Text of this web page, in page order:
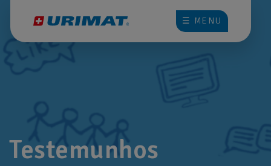
☰ MENU
Testemunhos